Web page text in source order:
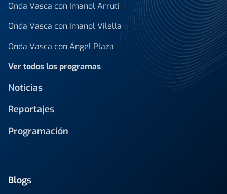
Onda Vasca con Imanol Arruti
Onda Vasca con Imanol Vilella
Onda Vasca con Ángel Plaza
Ver todos los programas
Noticias
Reportajes
Programación
Blogs